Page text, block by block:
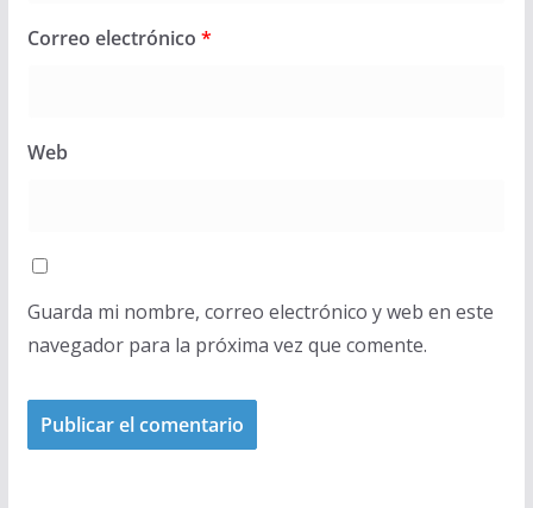
Correo electrónico *
Web
Guarda mi nombre, correo electrónico y web en este
navegador para la próxima vez que comente.